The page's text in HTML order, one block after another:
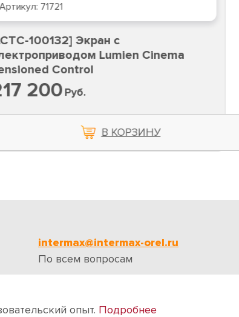
71721
100132] Экран с
Lumien Cinema
Control
200Руб.
В КОРЗИНУ
intermax@intermax-orel.ru
По всем вопросам
опыт. Подробнее